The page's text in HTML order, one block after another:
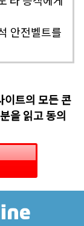
안전벨트를
이트의 모든 콘
을 읽고 동의